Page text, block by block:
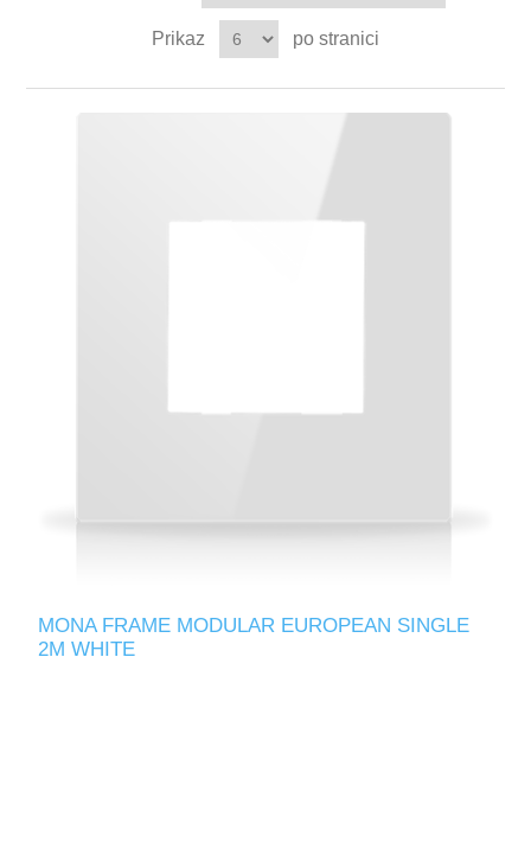
Prikaz po stranici
MONA FRAME MODULAR EUROPEAN SINGLE
2M WHITE